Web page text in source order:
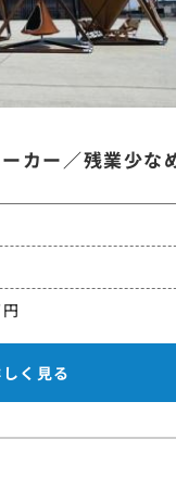
カー／残業少な
く見る